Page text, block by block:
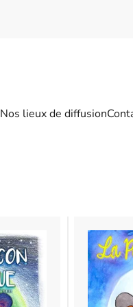
Nos lieux de diffusion